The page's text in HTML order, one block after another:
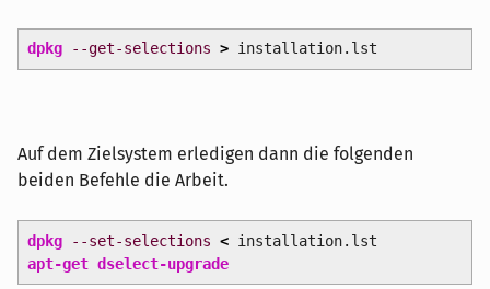
dpkg --get-selections >installation.lst
Auf dem Zielsystem erledigen dann die folgenden
beiden Befehle die Arbeit.
dpkg --set-selections <installation.lst
apt-get dselect-upgrade